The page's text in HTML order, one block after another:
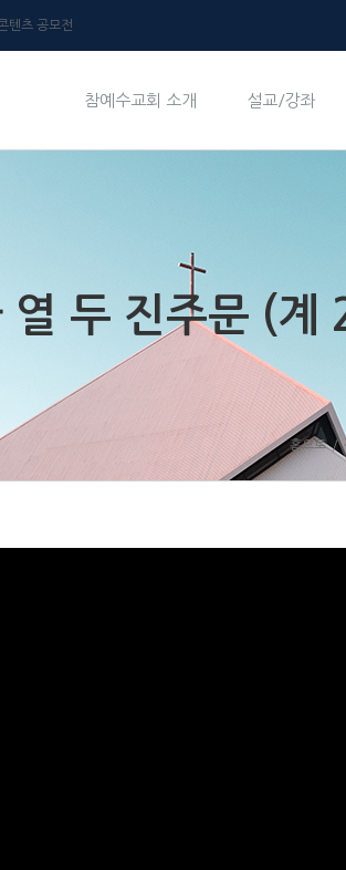
텐츠 공모전
참예수교회 소개 설교/강좌
열 두 진주문 (
홈으로 /